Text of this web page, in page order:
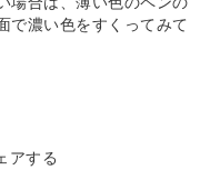
で濃い色をすくってみて
アする